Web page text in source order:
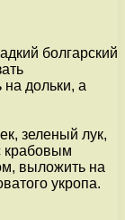
болгарский
дольки, а
зеленый лук,
крабовым
выложить на
укропа.